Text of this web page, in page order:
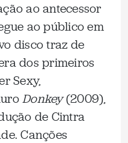
ao antecessor
ao público em
disco traz de
dos primeiros
Sexy,
Donkey(2009),
de Cintra
Canções